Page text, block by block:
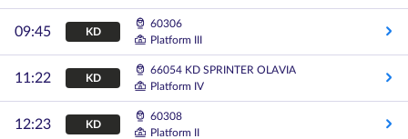
09:45 KD
60306
Platform III
11:22 KD
66054 KD SPRINTER OLAVIA
Platform IV
12:23 KD
60308
Platform II